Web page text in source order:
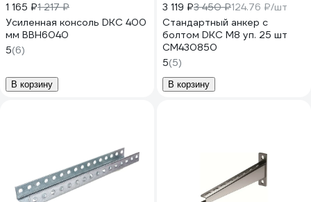
1 165 ₽1 217 ₽
Усиленная консоль DKC 400
мм BBH6040
5(6)
В корзину
3 119 ₽3 450 ₽124.76 ₽/шт
Стандартный анкер с
болтом DKC М8 уп. 25 шт
CM430850
5(5)
В корзину